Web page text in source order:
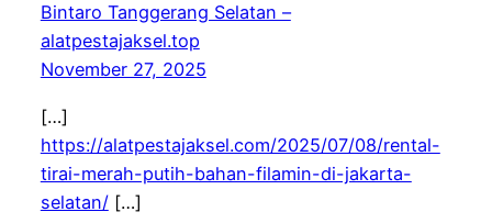
Bintaro Tanggerang Selatan –
alatpestajaksel.top
November 27, 2025
[…]
https://alatpestajaksel.com/2025/07/08/rental-
tirai-merah-putih-bahan-filamin-di-jakarta-
selatan/[…]